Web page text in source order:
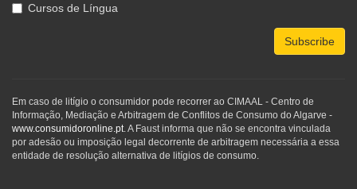
Cursos de Língua
Subscribe
Em caso de litígio o consumidor pode recorrer ao CIMAAL - Centro de
Informação, Mediação e Arbitragem de Conflitos de Consumo do Algarve -
www.consumidoronline.pt. A Faust informa que não se encontra vinculada
por adesão ou imposição legal decorrente de arbitragem necessária a essa
entidade de resolução alternativa de litígios de consumo.